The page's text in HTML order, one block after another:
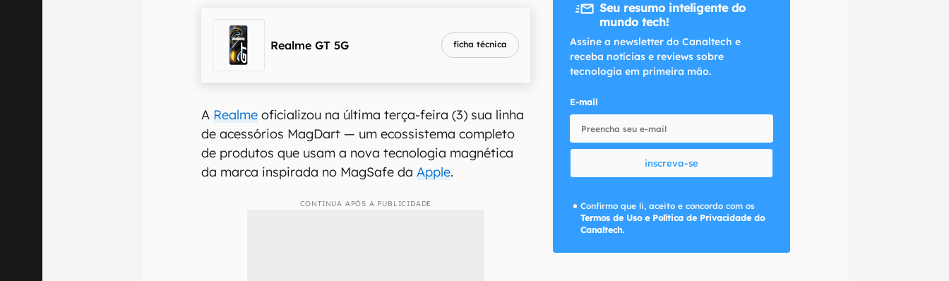
Realme GT 5G ficha técnica
A Realme oficializou na última terça-feira (3) sua linha
de acessórios MagDart — um ecossistema completo
de produtos que usam a nova tecnologia magnética
da marca inspirada no MagSafe daApple.
CONTINUA APÓS A PUBLICIDADE
Seu resumo inteligente do
mundo tech!
Assine a newsletter do Canaltech e
receba notícias e reviews sobre
tecnologia em primeira mão.
E-mail
inscreva-se
Confirmo que li, aceito e concordo com os
Termos de Uso e Política de Privacidade do
Canaltech.